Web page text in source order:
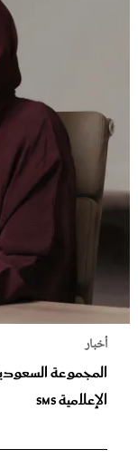
أخبار
الإعلامية SMS